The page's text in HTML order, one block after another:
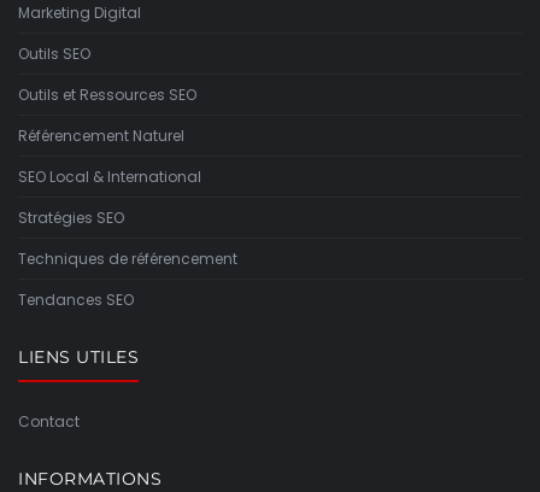
Marketing Digital
Outils SEO
Outils et Ressources SEO
Référencement Naturel
SEO Local & International
Stratégies SEO
Techniques de référencement
Tendances SEO
LIENS UTILES
Contact
INFORMATIONS